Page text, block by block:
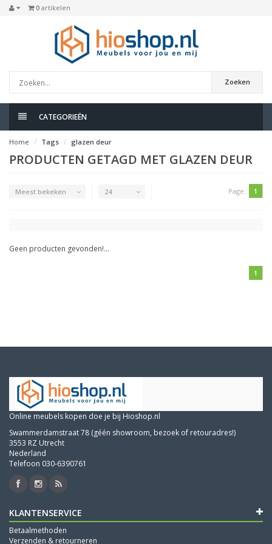
0 artikelen
Zoeken
CATEGORIEËN
Home Tags glazen deur
PRODUCTEN GETAGD MET GLAZEN DEUR
Meest bekeken 24 Page: 1
Geen producten gevonden!...
1
Online meubels kopen doe je bij Hioshop.nl
Swammerdamstraat 78 (géén showroom, bezoek of retouradres!)
3553 RZ Utrecht
Nederland
Telefoon 030-6390761
KLANTENSERVICE
Betaalmethoden
Verzenden & retourneren